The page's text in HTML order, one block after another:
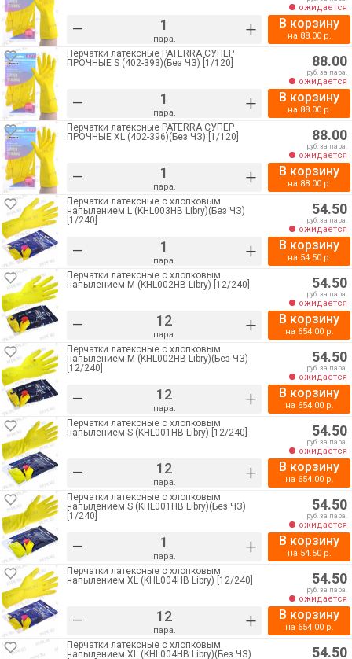
– пара. +
ожидается
В корзину
на 88.00р.
Перчатки латексные PATERRA СУПЕР
ПРОЧНЫЕ S (402-393)(Без ЧЗ) [1/120]
– пара. +
88.00
руб. за пара.
ожидается
В корзину
на 88.00р.
Перчатки латексные PATERRA СУПЕР
ПРОЧНЫЕ XL (402-396)(Без ЧЗ) [1/120]
– пара. +
88.00
руб. за пара.
ожидается
В корзину
на 88.00р.
Перчатки латексные с хлопковым
напылением L (KHL003HB Libry)(Без ЧЗ)
[1/240]
– пара. +
54.50
руб. за пара.
ожидается
В корзину
на 54.50р.
Перчатки латексные с хлопковым
напылением M (KHL002HB Libry) [12/240]
– пара. +
54.50
руб. за пара.
ожидается
В корзину
на 654.00р.
Перчатки латексные с хлопковым
напылением M (KHL002HB Libry)(Без ЧЗ)
[12/240]
– пара. +
54.50
руб. за пара.
ожидается
В корзину
на 654.00р.
Перчатки латексные с хлопковым
напылением S (KHL001HB Libry) [12/240]
– пара. +
54.50
руб. за пара.
ожидается
В корзину
на 654.00р.
Перчатки латексные с хлопковым
напылением S (KHL001HB Libry)(Без ЧЗ)
[1/240]
– пара. +
54.50
руб. за пара.
ожидается
В корзину
на 54.50р.
Перчатки латексные с хлопковым
напылением XL (KHL004HB Libry) [12/240]
– пара. +
54.50
руб. за пара.
ожидается
В корзину
на 654.00р.
Перчатки латексные с хлопковым
напылением XL (KHL004HB Libry)(Без ЧЗ)
54.50